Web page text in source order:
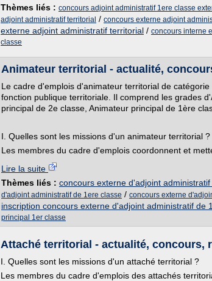
Thèmes liés : concours adjoint administratif 1ere classe
adjoint administratif territorial / concours externe adjoint
externe adjoint administratif territorial / concours interne
classe
Animateur territorial - actualité,
Le cadre d'emplois d'animateur territorial de
fonction publique territoriale. Il comprend les grades
principal de 2e classe, Animateur principal de 1ère
I. Quelles sont les missions d'un animateur territorial ?
Les membres du cadre d'emplois coordonnent et
Lire la suite
Thèmes liés : concours externe d'adjoint
d'adjoint administratif de 1ere classe / concours externe
inscription concours externe d'adjoint administratif de
principal 1er classe
Attaché territorial - actualité, concours,
I. Quelles sont les missions d'un attaché territorial ?
Les membres du cadre d'emplois des attachés